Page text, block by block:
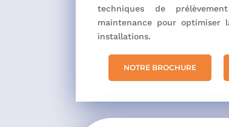
techniques de
maintenance pour
installations.
NOTRE BROCHURE